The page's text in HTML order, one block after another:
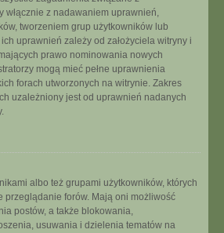
włącznie z nadawaniem uprawnień,
tworzeniem grup użytkowników lub
uprawnień zależy od założyciela witryny i
prawo nominowania nowych
mogą mieć pełne uprawnienia
forach utworzonych na witrynie. Zakres
uzależniony jest od uprawnień nadanych
albo też grupami użytkowników, których
przeglądanie forów. Mają oni możliwość
postów, a także blokowania,
usuwania i dzielenia tematów na